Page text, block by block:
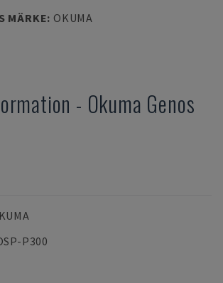
MÄRKE: OKUMA
- Okuma Genos
P300